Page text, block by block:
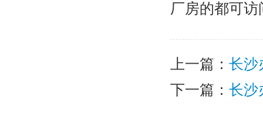
厂房的都可
上一篇： 长沙
下一篇： 长沙